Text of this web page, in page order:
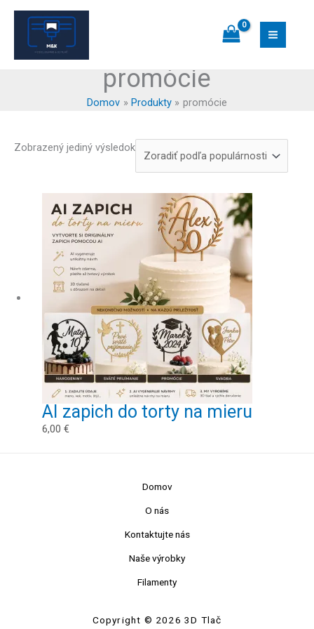
Preskočiť
obsah
promócie
Domov Produkty promócie
Zobrazený jediný výsledok
AI zapich do torty na mieru
6,00 €
Domov
O nás
Kontaktujte nás
Naše výrobky
Filamenty
Copyright © 2026 3D Tlač